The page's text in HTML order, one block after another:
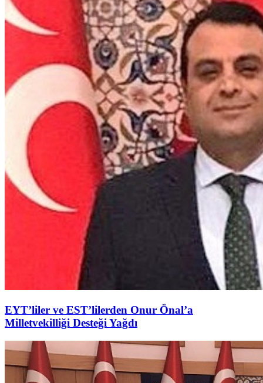
EYT’liler ve EST’lilerden Onur Önal’a
Milletvekilliği Desteği Yağdı